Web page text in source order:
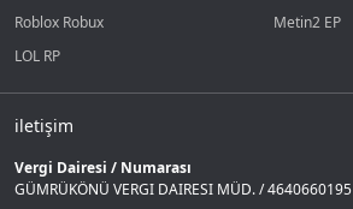
Roblox Robux
Metin2 EP
LOL RP
iletişim
Vergi Dairesi / Numarası
GÜMRÜKÖNÜ VERGI DAIRESI MÜD. / 4640660195